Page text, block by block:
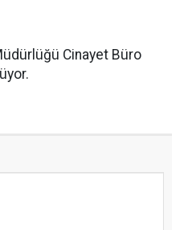
Cinayet Büro